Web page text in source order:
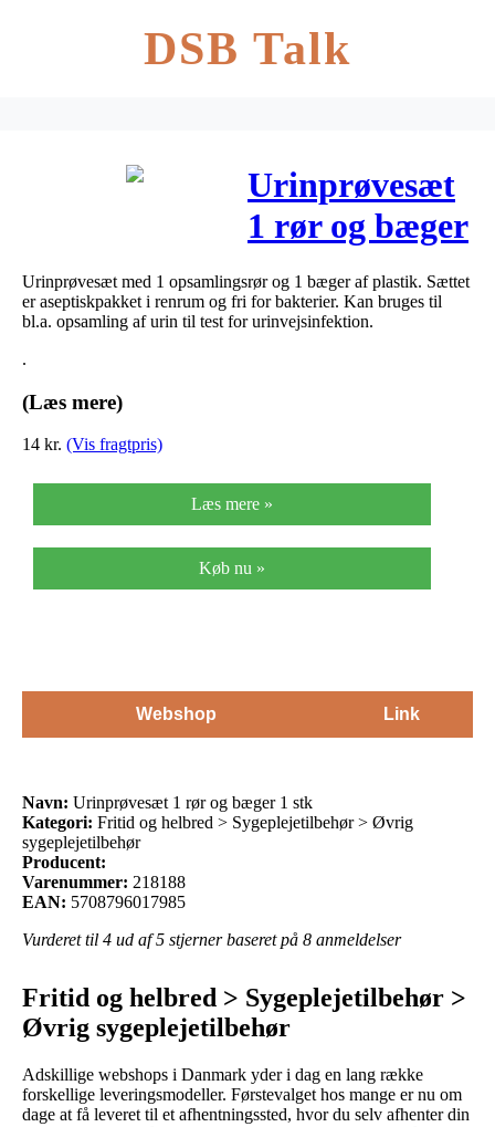
DSB Talk
Urinprøvesæt
1 rør og bæger
1 stk
Urinprøvesæt med 1 opsamlingsrør og 1 bæger af plastik. Sættet
er aseptiskpakket i renrum og fri for bakterier. Kan bruges til
bl.a. opsamling af urin til test for urinvejsinfektion.
.
(Læs mere)
14 kr. (Vis fragtpris)
Læs mere »
Køb nu »
Webshop Link
Navn: Urinprøvesæt 1 rør og bæger 1 stk
Kategori: Fritid og helbred > Sygeplejetilbehør > Øvrig
sygeplejetilbehør
Producent:
Varenummer: 218188
EAN: 5708796017985
Vurderet til 4 ud af 5 stjerner baseret på 8 anmeldelser
Fritid og helbred > Sygeplejetilbehør >
Øvrig sygeplejetilbehør
Adskillige webshops i Danmark yder i dag en lang række
forskellige leveringsmodeller. Førstevalget hos mange er nu om
dage at få leveret til et afhentningssted, hvor du selv afhenter din